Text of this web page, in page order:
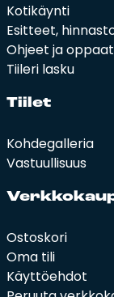
Kotikäynti
Esitteet,
Ohjeet ja oppaat
Tiileri lasku
Tii­let
Kohdegalleria
Vastuullisuus
Ostoskori
Oma tili
Käyttöehdot